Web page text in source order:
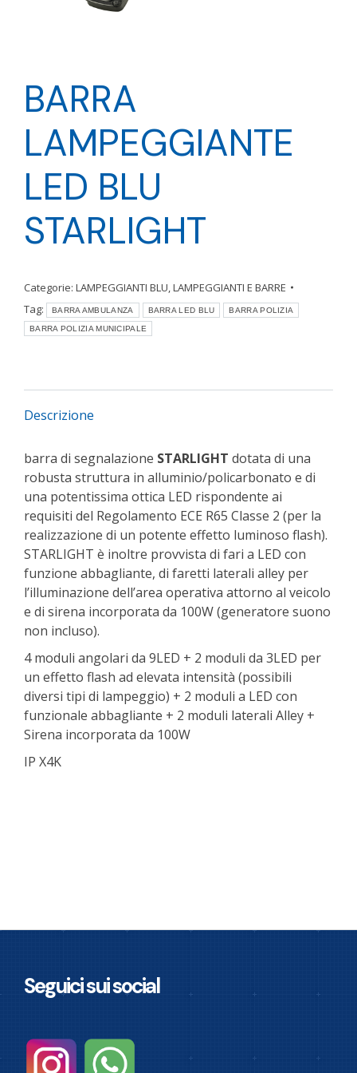
BARRA
LAMPEGGIANTE
LED BLU
STARLIGHT
Categorie: LAMPEGGIANTI BLU,LAMPEGGIANTI E BARRE
Tag:
BARRA AMBULANZA BARRA LED BLU BARRA POLIZIA
BARRA POLIZIA MUNICIPALE
Descrizione
barra di segnalazione STARLIGHT dotata di una
robusta struttura in alluminio/policarbonato e di
una potentissima ottica LED rispondente ai
requisiti del Regolamento ECE R65 Classe 2 (per la
realizzazione di un potente effetto luminoso flash).
STARLIGHT è inoltre provvista di fari a LED con
funzione abbagliante, di faretti laterali alley per
l’illuminazione dell’area operativa attorno al veicolo
e di sirena incorporata da 100W (generatore suono
non incluso).
4 moduli angolari da 9LED + 2 moduli da 3LED per
un effetto flash ad elevata intensità (possibili
diversi tipi di lampeggio) + 2 moduli a LED con
funzionale abbagliante + 2 moduli laterali Alley +
Sirena incorporata da 100W
IP X4K
Seguici sui social